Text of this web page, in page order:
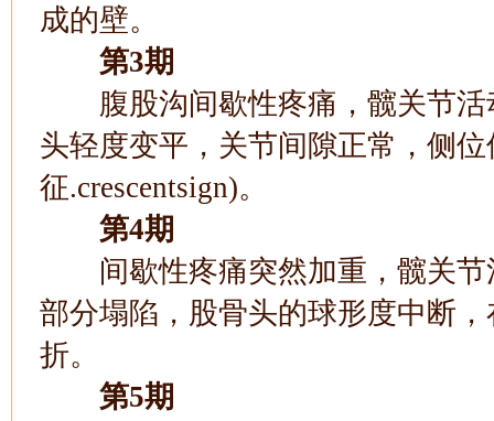
成的壁。
第3期
腹股沟间歇性疼痛，髋关节活
头轻度变平，关节间隙正常，侧
征.crescentsign)。
第4期
间歇性疼痛突然加重，髋关节
部分塌陷，股骨头的球形度中断
折。
第5期